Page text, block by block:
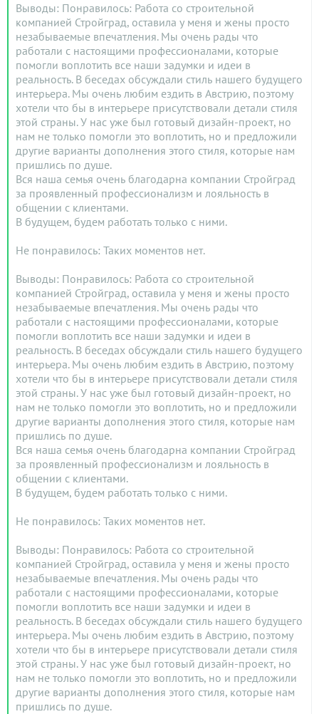
Выводы: Понравилось: Работа со строительной
компанией Стройград, оставила у меня и жены просто
незабываемые впечатления. Мы очень рады что
работали с настоящими профессионалами, которые
помогли воплотить все наши задумки и идеи в
реальность. В беседах обсуждали стиль нашего будущего
интерьера. Мы очень любим ездить в Австрию, поэтому
хотели что бы в интерьере присутствовали детали стиля
этой страны. У нас уже был готовый дизайн-проект, но
нам не только помогли это воплотить, но и предложили
другие варианты дополнения этого стиля, которые нам
пришлись по душе.
Вся наша семья очень благодарна компании Стройград
за проявленный профессионализм и лояльность в
общении с клиентами.
В будущем, будем работать только с ними.
Не понравилось: Таких моментов нет.
Выводы: Понравилось: Работа со строительной
компанией Стройград, оставила у меня и жены просто
незабываемые впечатления. Мы очень рады что
работали с настоящими профессионалами, которые
помогли воплотить все наши задумки и идеи в
реальность. В беседах обсуждали стиль нашего будущего
интерьера. Мы очень любим ездить в Австрию, поэтому
хотели что бы в интерьере присутствовали детали стиля
этой страны. У нас уже был готовый дизайн-проект, но
нам не только помогли это воплотить, но и предложили
другие варианты дополнения этого стиля, которые нам
пришлись по душе.
Вся наша семья очень благодарна компании Стройград
за проявленный профессионализм и лояльность в
общении с клиентами.
В будущем, будем работать только с ними.
Не понравилось: Таких моментов нет.
Выводы: Понравилось: Работа со строительной
компанией Стройград, оставила у меня и жены просто
незабываемые впечатления. Мы очень рады что
работали с настоящими профессионалами, которые
помогли воплотить все наши задумки и идеи в
реальность. В беседах обсуждали стиль нашего будущего
интерьера. Мы очень любим ездить в Австрию, поэтому
хотели что бы в интерьере присутствовали детали стиля
этой страны. У нас уже был готовый дизайн-проект, но
нам не только помогли это воплотить, но и предложили
другие варианты дополнения этого стиля, которые нам
пришлись по душе.